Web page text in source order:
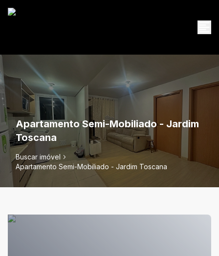
Apartamento Semi-Mobiliado - Jardim
Toscana
Buscar imóvel
Apartamento Semi-Mobiliado - Jardim Toscana